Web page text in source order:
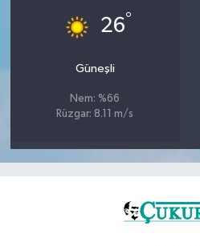
26°
Güneşli
Nem: %66
Rüzgar: 8.11 m/s